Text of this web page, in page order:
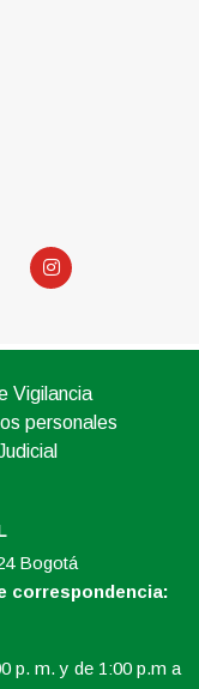
Vigilancia
personales
Bogotá
correspondencia:
p. m. y de 1:00 p.m a